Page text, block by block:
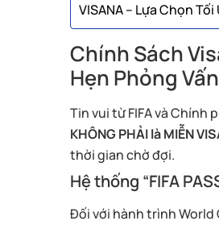
VISANA – Lựa Chọn
Chính Sách
Hẹn Phỏng
Tin vui từ FIFA và
KHÔNG PHẢI là MIỄN
thời gian chờ đợi.
Hệ thống “FIFA
Đối với hành trình World